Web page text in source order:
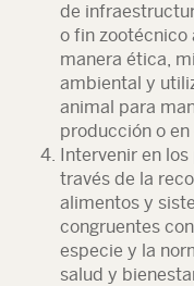
de
o fin zootécnico
manera ética,
ambiental y
animal para
producción o
Intervenir en
través de la
alimentos y
congruentes
especie y la
salud y